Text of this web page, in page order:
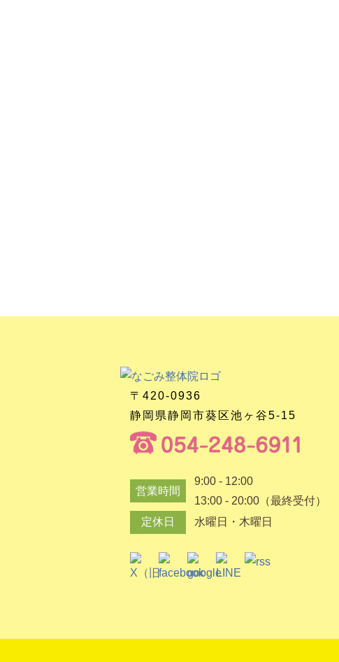
〒420-0936
静岡県静岡市葵区池ヶ谷5-15
営業時間
9:00 - 12:00
13:00 - 20:00（最終受付）
定休日
水曜日・木曜日